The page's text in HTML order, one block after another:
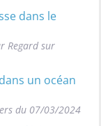
dans le
Regard sur
un océan
du 07/03/2024